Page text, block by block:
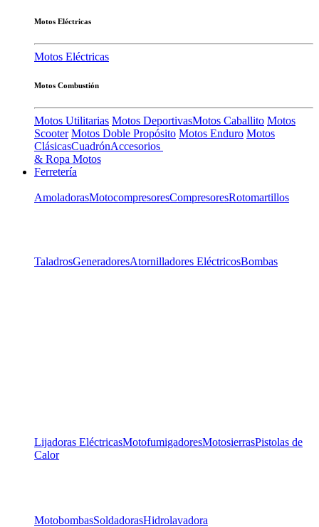
Motos Eléctricas
Motos Eléctricas
Motos Combustión
Motos Utilitarias Motos DeportivasMotos Caballito Motos
Scooter Motos Doble Propósito Motos Enduro Motos
ClásicasCuadrónAccesorios
& Ropa Motos
Ferretería
AmoladorasMotocompresoresCompresoresRotomartillos
TaladrosGeneradoresAtornilladores EléctricosBombas
Lijadoras EléctricasMotofumigadoresMotosierrasPistolas de
Calor
MotobombasSoldadorasHidrolavadora